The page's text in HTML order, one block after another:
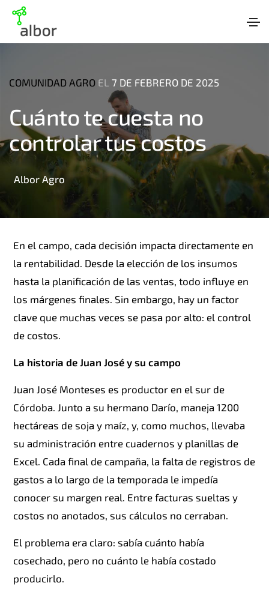
COMUNIDAD AGRO EL 7 DE FEBRERO DE 2025
Cuánto te cuesta no
controlar tus costos
Albor Agro
En el campo, cada decisión impacta directamente en
la rentabilidad. Desde la elección de los insumos
hasta la planificación de las ventas, todo influye en
los márgenes finales. Sin embargo, hay un factor
clave que muchas veces se pasa por alto: el control
de costos.
La historia de Juan José y su campo
Juan José Monteses es productor en el sur de
Córdoba. Junto a su hermano Darío, maneja 1200
hectáreas de soja y maíz, y, como muchos, llevaba
su administración entre cuadernos y planillas de
Excel. Cada final de campaña, la falta de registros de
gastos a lo largo de la temporada le impedía
conocer su margen real. Entre facturas sueltas y
costos no anotados, sus cálculos no cerraban.
El problema era claro: sabía cuánto había
cosechado, pero no cuánto le había costado
producirlo.